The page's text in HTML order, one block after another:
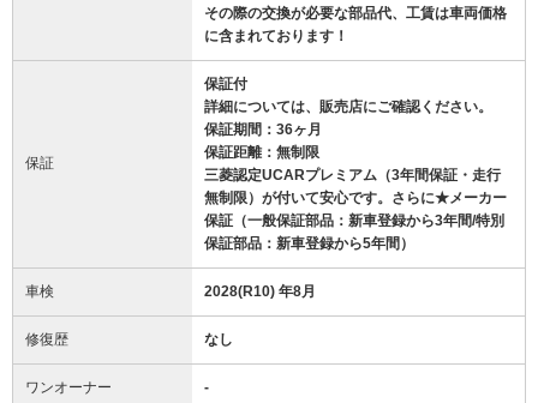
その際の交換が必要な部品代、工賃は車両価格
に含まれております！
保証
保証付
詳細については、販売店にご確認ください。
保証期間：36ヶ月
保証距離：無制限
三菱認定UCARプレミアム（3年間保証・走行
無制限）が付いて安心です。さらに★メーカー
保証（一般保証部品：新車登録から3年間/特別
保証部品：新車登録から5年間）
車検 2028(R10) 年8月
修復歴 なし
ワンオーナー -